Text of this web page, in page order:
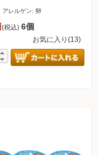
アレルゲン:卵
(税込)6個
お気に入り(13)